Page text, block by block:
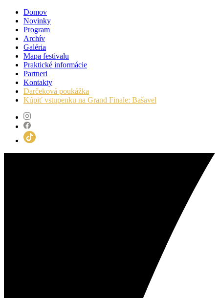
Domov
Novinky
Program
Archív
Galéria
Mapa festivalu
Praktické informácie
Partneri
Kontakty
Darčeková poukážka
Kúpiť vstupenku na Grand Finale: Bašavel